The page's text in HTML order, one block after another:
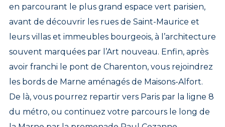
en parcourant le plus grand espace vert parisien,
avant de découvrir les rues de Saint-Maurice et
leurs villas et immeubles bourgeois, à l’architecture
souvent marquées par l’Art nouveau. Enfin, après
avoir franchi le pont de Charenton, vous rejoindrez
les bords de Marne aménagés de Maisons-Alfort.
De là, vous pourrez repartir vers Paris par la ligne 8
du métro, ou continuez votre parcours le long de